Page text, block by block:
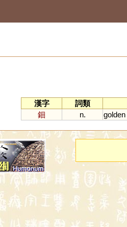
漢字
詞類
鈿
n. golden